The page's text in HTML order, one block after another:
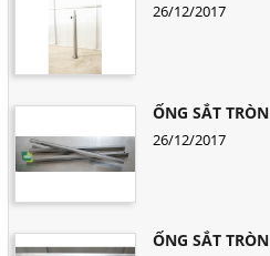
26/12/2017
ỐNG SẮT TRÒN
26/12/2017
ỐNG SẮT TRÒN